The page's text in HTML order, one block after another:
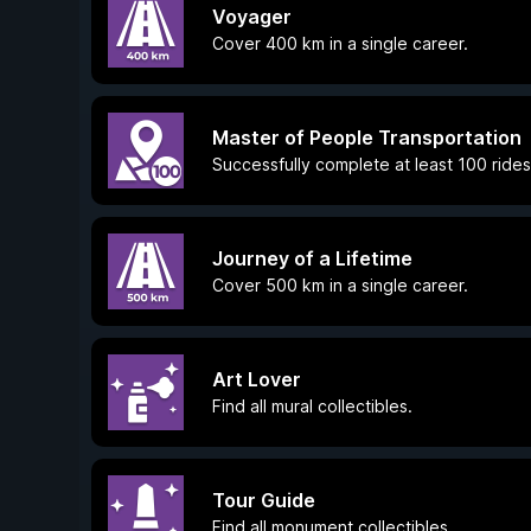
Voyager
Cover 400 km in a single career.
Master of People Transportation
Successfully complete at least 100
Journey of a Lifetime
Cover 500 km in a single career.
Art Lover
Find all mural collectibles.
Tour Guide
Find all monument collectibles.